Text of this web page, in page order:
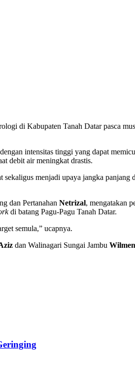
di Kabupaten Tanah Datar pasca
intensitas tinggi yang dapat
debit air meningkat drastis.
menjadi upaya jangka
dan Pertanahan Netrizal, mengatakan
di batang Pagu-Pagu Tanah Datar.
semula,” ucapnya.
dan Walinagari Sungai Jambu